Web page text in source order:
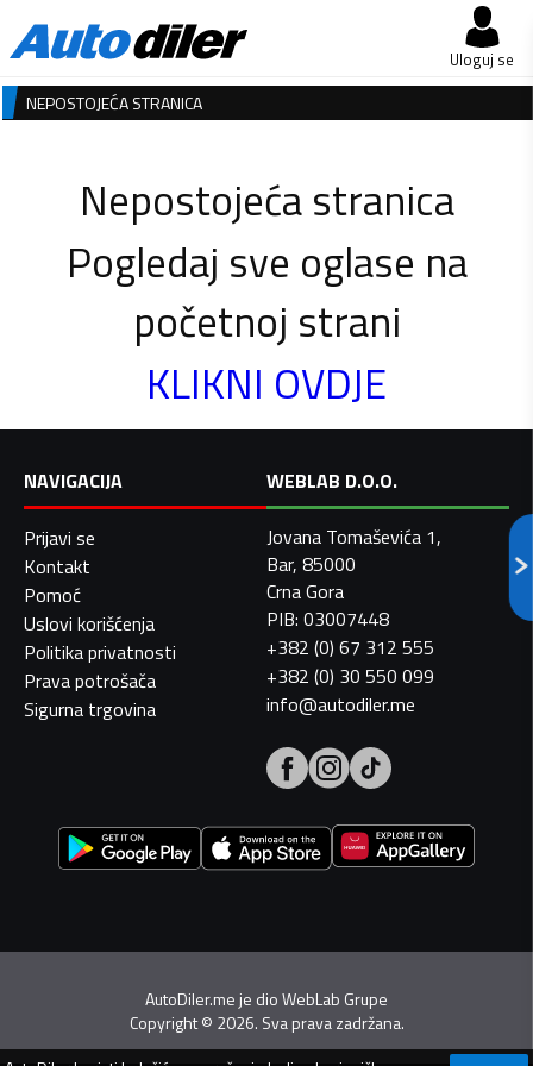
Uloguj se
NEPOSTOJEĆA STRANICA
Nepostojeća stranica
Pogledaj sve oglase na
početnoj strani
KLIKNI OVDJE
NAVIGACIJA
Prijavi se
Kontakt
Pomoć
Uslovi korišćenja
Politika privatnosti
Prava potrošača
Sigurna trgovina
WEBLAB D.O.O.
Jovana Tomaševića 1,
Bar, 85000
Crna Gora
PIB: 03007448
+382 (0) 67 312 555
+382 (0) 30 550 099
info@autodiler.me
AutoDiler.me je dioWebLab Grupe
Copyright© 2026. Sva prava zadržana.